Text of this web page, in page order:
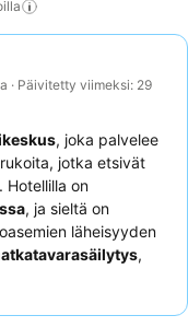
· Päivitetty viimeksi: 29
, joka palvelee
jotka etsivät
Hotellilla on
, ja sieltä on
läheisyyden
,